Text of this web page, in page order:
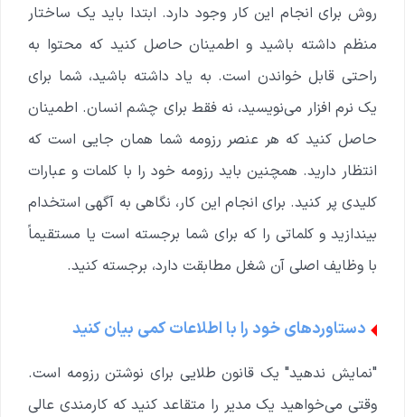
روش برای انجام این کار وجود دارد. ابتدا باید یک ساختار
منظم داشته باشید و اطمینان حاصل کنید که محتوا به
راحتی قابل خواندن است. به یاد داشته باشید، شما برای
یک نرم افزار می‌نویسید، نه فقط برای چشم انسان. اطمینان
حاصل کنید که هر عنصر رزومه شما همان جایی است که
انتظار دارید. همچنین باید رزومه خود را با کلمات و عبارات
کلیدی پر کنید. برای انجام این کار، نگاهی به آگهی استخدام
بیندازید و کلماتی را که برای شما برجسته است یا مستقیماً
با وظایف اصلی آن شغل مطابقت دارد، برجسته کنید.
دستاوردهای خود را با اطلاعات کمی بیان کنید
"نمایش ندهید" یک قانون طلایی برای نوشتن رزومه است.
وقتی می‌خواهید یک مدیر را متقاعد کنید که کارمندی عالی